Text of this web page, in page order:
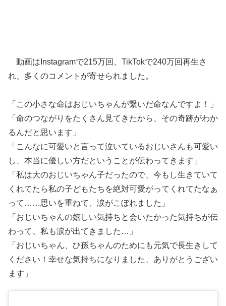
動画はInstagramで215万回、TikTokで240万回再生さ
れ、多くのコメントが寄せられました。
「この小さな命はおじいちゃんが繋いだ命なんですよ！」
「命のつながりをたくさん見てきたから、その奇跡がわか
るんだと思います」
「こんなに可愛いと言って泣いているおじいさんも可愛い
し、本当に優しい方だということが伝わってきます」
「私は大のおじいちゃん子だったので、今もし生きていて
くれてたら私の子どもたちを絶対可愛がってくれてたなぁ
って……思いを重ねて、涙がこぼれました」
「おじいちゃんの嬉しい気持ちと会いたかった気持ちが伝
わって、私も涙が出てきました…」
「おじいちゃん、ひ孫ちゃんのためにも元気で長生きして
ください！幸せな気持ちになりました、ありがとうござい
ます」